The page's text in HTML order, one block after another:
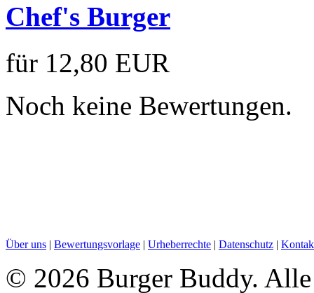
Chef's Burger
für 12,80 EUR
Noch keine Bewertungen.
Über uns | Bewertungsvorlage | Urheberrechte | Datenschutz |
© 2026 Burger Buddy.